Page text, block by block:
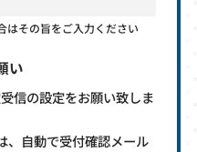
はその旨をご入力ください
い
信の設定をお願い致しま
、自動で受付確認メール